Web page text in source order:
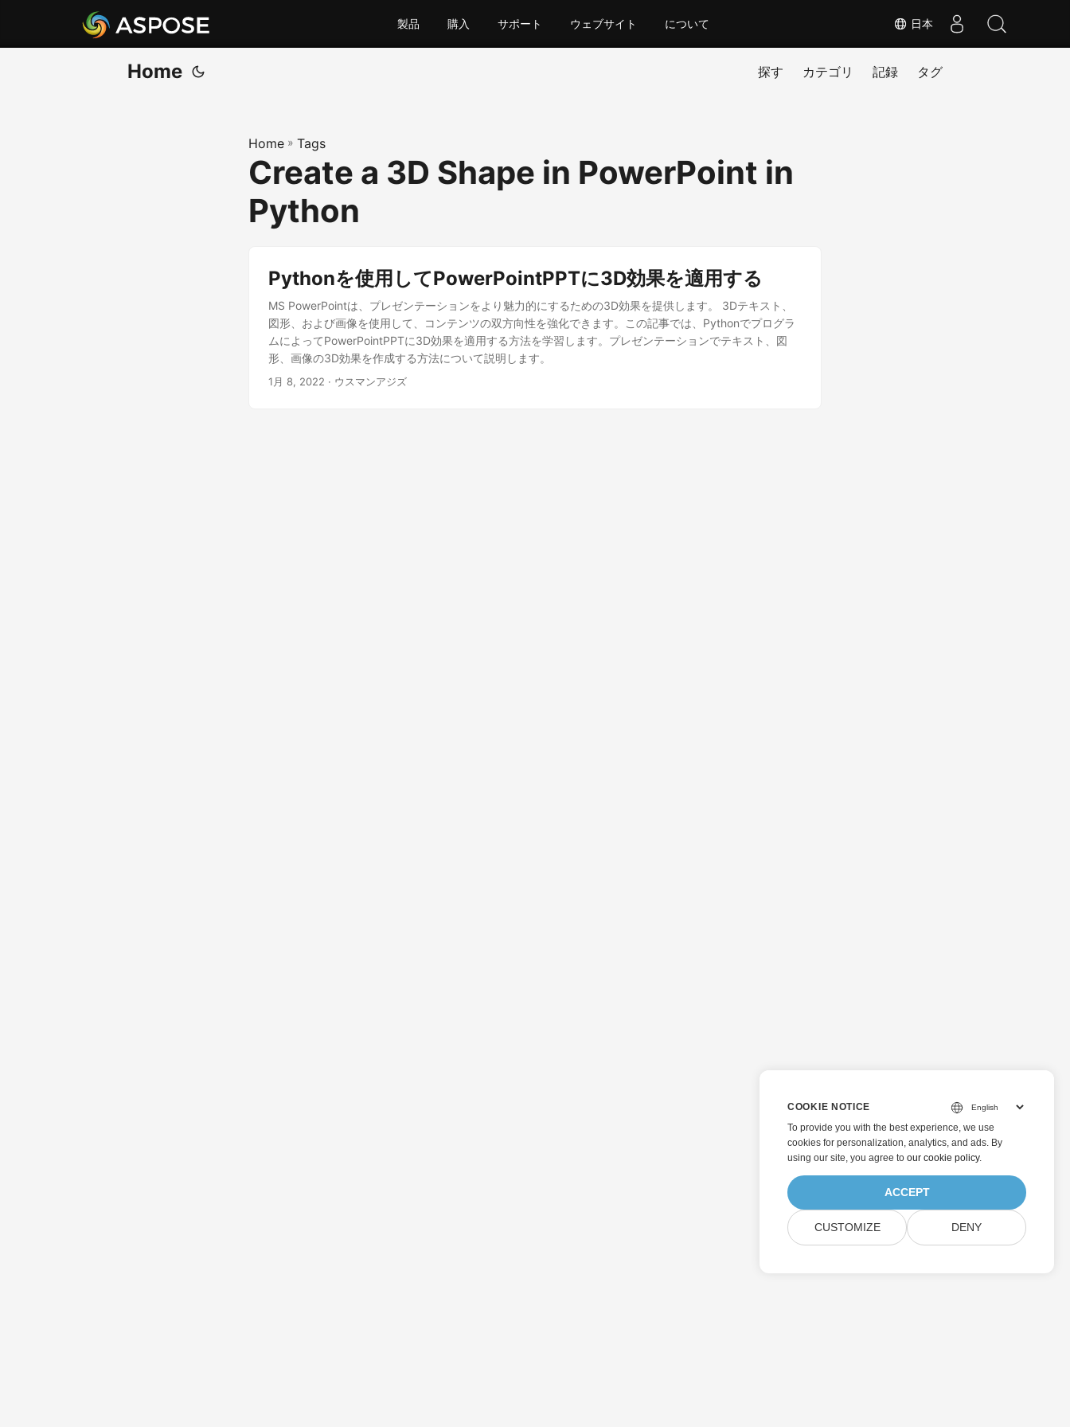
日本
製品 購入 サポート ウェブサイト について
Home 探す カテゴリ 記録 タグ
Home » Tags
Create a 3D Shape in PowerPoint in
Python
Pythonを使用してPowerPointPPTに3D効果を適用する
MS PowerPointは、プレゼンテーションをより魅力的にするための3D効果を提供します。 3Dテキスト、
図形、および画像を使用して、コンテンツの双方向性を強化できます。この記事では、Pythonでプログラ
ムによってPowerPointPPTに3D効果を適用する方法を学習します。プレゼンテーションでテキスト、図
形、画像の3D効果を作成する方法について説明します。
1月 8, 2022 · ウスマンアジズ
COOKIE NOTICE
To provide you with the best experience, we use
cookies for personalization, analytics, and ads. By
using our site, you agree to our cookie policy.
ACCEPT
CUSTOMIZE DENY